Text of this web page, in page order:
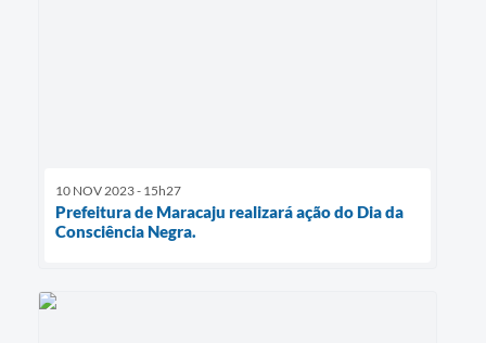
10 NOV 2023 - 15h27
Prefeitura de Maracaju realizará ação do Dia da
Consciência Negra.